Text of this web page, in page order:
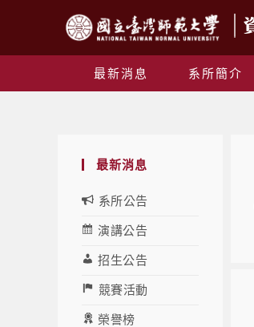
最新消息 系所簡介
最新消息
系所公告
演講公告
招生公告
競賽活動
榮譽榜